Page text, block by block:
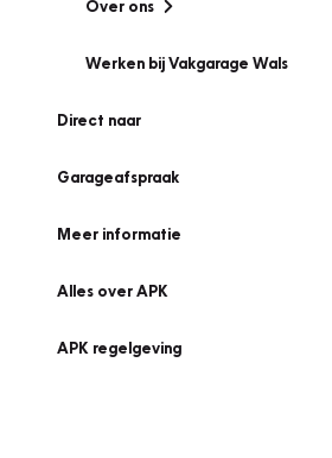
Over ons
Werken bij Vakgarage Wals
Direct naar
Garageafspraak
Meer informatie
Alles over APK
APK regelgeving